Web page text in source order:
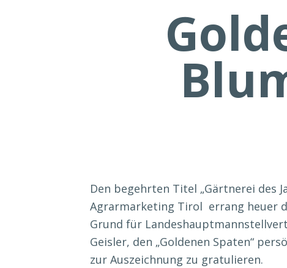
Den begehrten Titel „Gärtnerei des
Agrarmarketing Tirol errang heuer
Grund für
Geisler, den „Goldenen Spaten“
zur Auszeichnung zu gratulieren.